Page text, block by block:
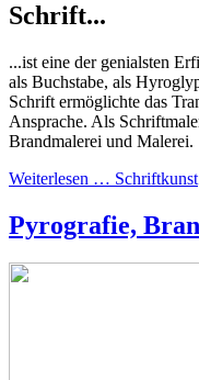
Schrift...
...ist eine der genialsten
als Buchstabe, als
Schrift ermöglichte das
Ansprache. Als
Brandmalerei und Malerei.
Weiterlesen … Schriftkunst
Pyrografie,